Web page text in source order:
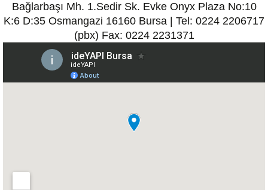
Bağlarbaşı Mh. 1.Sedir Sk. Evke Onyx Plaza No:10
K:6 D:35 Osmangazi 16160 Bursa | Tel: 0224 2206717
(pbx) Fax: 0224 2231371